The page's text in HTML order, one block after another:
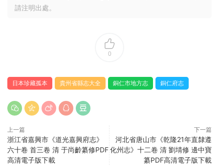
請注明出處。
0
日本珍藏孤本 貴州省縣志大全 銅仁市地方志 銅仁府志
上一篇
浙江省嘉興市《道光嘉興府志》
六十卷 首三卷 清 于尚齡纂修PDF
高清電子版下載
下一篇
河北省唐山市《乾隆21年直隸遵
化州志》十二卷 清 劉埥修 邊中寶
纂PDF高清電子版下載